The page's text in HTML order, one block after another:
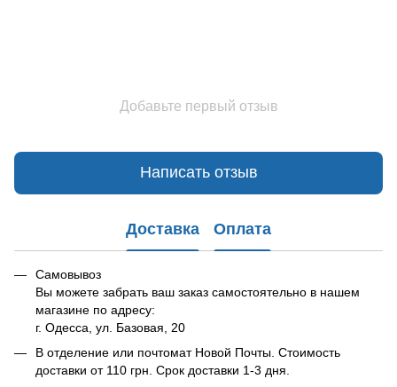
Добавьте первый отзыв
Написать отзыв
Доставка Оплата
Самовывоз
Вы можете забрать ваш заказ самостоятельно в нашем
магазине по адресу:
г. Одесса, ул. Базовая, 20
В отделение или почтомат Новой Почты. Стоимость
доставки от 110 грн. Срок доставки 1-3 дня.